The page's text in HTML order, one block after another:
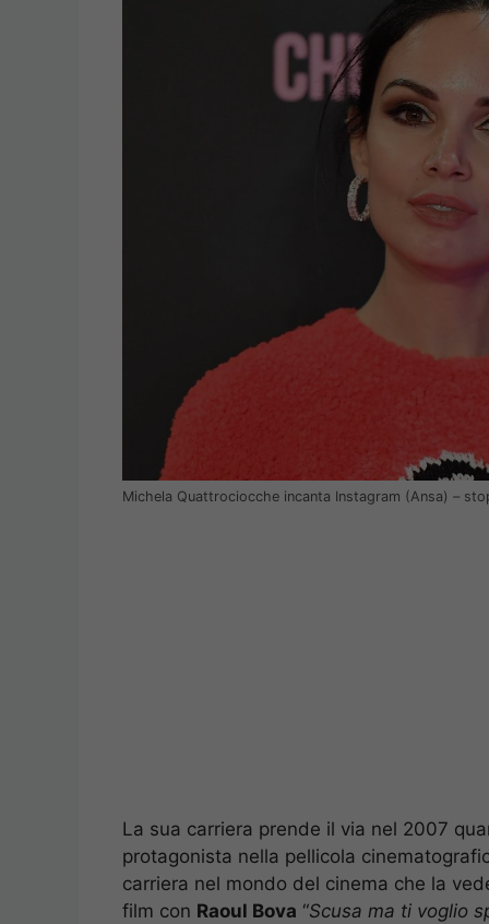
Michela Quattrociocche incanta Instagram (Ansa) –
La sua carriera prende il via nel 2007
protagonista nella pellicola
carriera nel mondo del cinema che la
film con Raoul Bova “Scusa ma ti voglio